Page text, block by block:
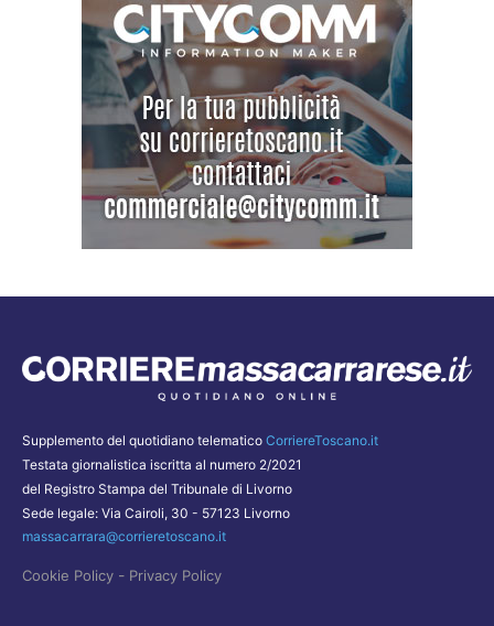
Supplemento del quotidiano telematico CorriereToscano.it
Testata giornalistica iscritta al numero 2/2021
del Registro Stampa del Tribunale di Livorno
Sede legale: Via Cairoli, 30 - 57123 Livorno
massacarrara@corrieretoscano.it
Cookie Policy - Privacy Policy